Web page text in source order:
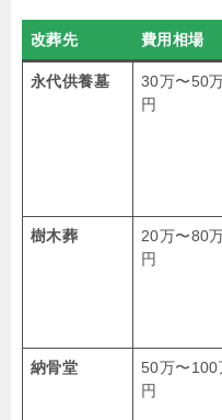
改葬先 費用相場
永代供養墓
30万〜50
円
樹木葬
20万〜80
円
納骨堂
50万〜100
円